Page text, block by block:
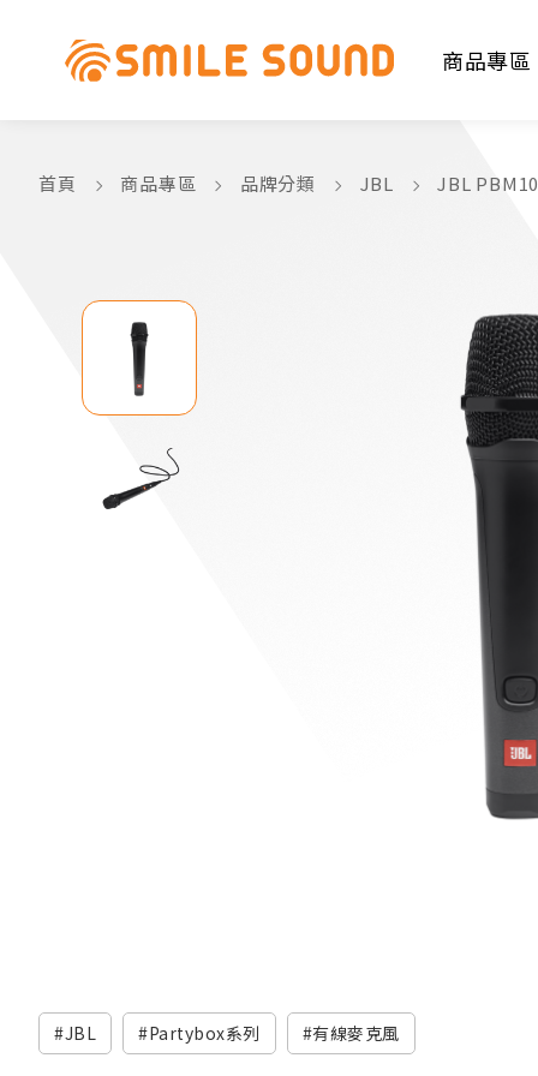
商品專區
首頁 商品專區 品牌分類 JBL JBL
JBL Partybox系列 有線麥克風